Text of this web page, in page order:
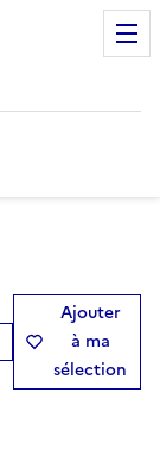
Ajouter
à ma
sélection